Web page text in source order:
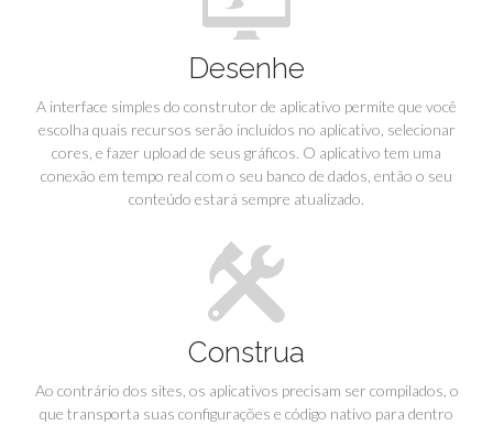
Desenhe
A interface simples do construtor de aplicativo permite que você
escolha quais recursos serão incluídos no aplicativo, selecionar
cores, e fazer upload de seus gráficos. O aplicativo tem uma
conexão em tempo real com o seu banco de dados, então o seu
conteúdo estará sempre atualizado.
Construa
Ao contrário dos sites, os aplicativos precisam ser compilados, o
que transporta suas configurações e código nativo para dentro